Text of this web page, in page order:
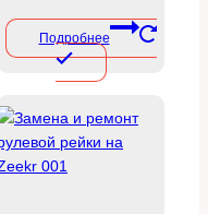
Подробнее